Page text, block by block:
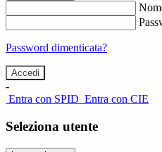
Password dimenticata?
-
Entra con SPID Entra con CIE
Seleziona utente